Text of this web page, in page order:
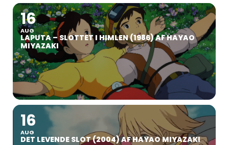
16
AUG
LAPUTA – SLOTTET I HIMLEN (1986) AF HAYAO
MIYAZAKI
16
AUG
DET LEVENDE SLOT (2004) AF HAYAO MIYAZAKI